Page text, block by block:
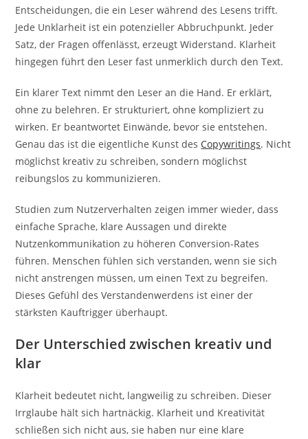
Entscheidungen, die ein Leser während des Lesens trifft.
Jede Unklarheit ist ein potenzieller Abbruchpunkt. Jeder
Satz, der Fragen offenlässt, erzeugt Widerstand. Klarheit
hingegen führt den Leser fast unmerklich durch den Text.
Ein klarer Text nimmt den Leser an die Hand. Er erklärt,
ohne zu belehren. Er strukturiert, ohne kompliziert zu
wirken. Er beantwortet Einwände, bevor sie entstehen.
Genau das ist die eigentliche Kunst des Copywritings. Nicht
möglichst kreativ zu schreiben, sondern möglichst
reibungslos zu kommunizieren.
Studien zum Nutzerverhalten zeigen immer wieder, dass
einfache Sprache, klare Aussagen und direkte
Nutzenkommunikation zu höheren Conversion-Rates
führen. Menschen fühlen sich verstanden, wenn sie sich
nicht anstrengen müssen, um einen Text zu begreifen.
Dieses Gefühl des Verstandenwerdens ist einer der
stärksten Kauftrigger überhaupt.
Der Unterschied zwischen kreativ und
klar
Klarheit bedeutet nicht, langweilig zu schreiben. Dieser
Irrglaube hält sich hartnäckig. Klarheit und Kreativität
schließen sich nicht aus, sie haben nur eine klare